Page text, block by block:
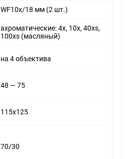
WF10x/18 мм (2 шт.)
ахроматические: 4x, 10x, 40xs,
100xs (масляный)
на 4 объектива
48 — 75
115x125
70/30